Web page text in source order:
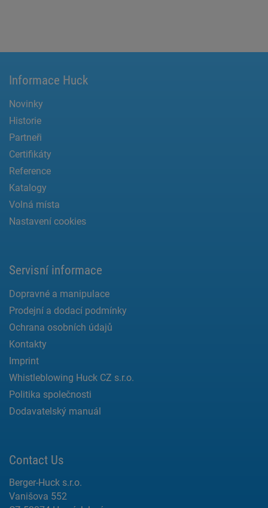
Informace Huck
Novinky
Historie
Partneři
Certifikáty
Reference
Katalogy
Volná místa
Nastavení cookies
Servisní informace
Dopravné a manipulace
Prodejní a dodací podmínky
Ochrana osobních údajů
Kontakty
Imprint
Whistleblowing Huck CZ s.r.o.
Politika společnosti
Dodavatelský manuál
Contact Us
Berger-Huck s.r.o.
Vanišova 552